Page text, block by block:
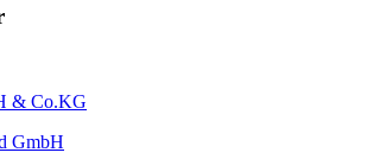
& Co.KG
GmbH